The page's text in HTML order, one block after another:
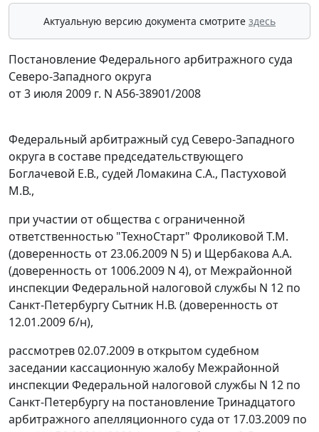
Актуальную версию документа смотрите здесь
Постановление Федерального арбитражного суда
Северо-Западного округа
от 3 июля 2009 г. N А56-38901/2008
Федеральный арбитражный суд Северо-Западного
округа в составе председательствующего
Боглачевой Е.В., судей Ломакина С.А., Пастуховой
М.В.,
при участии от общества с ограниченной
ответственностью "ТехноСтарт" Фроликовой Т.М.
(доверенность от 23.06.2009 N 5) и Щербакова А.А.
(доверенность от 1006.2009 N 4), от Межрайонной
инспекции Федеральной налоговой службы N 12 по
Санкт-Петербургу Сытник Н.В. (доверенность от
12.01.2009 б/н),
рассмотрев 02.07.2009 в открытом судебном
заседании кассационную жалобу Межрайонной
инспекции Федеральной налоговой службы N 12 по
Санкт-Петербургу на постановлениеТринадцатого
арбитражного апелляционного суда от 17.03.2009 по